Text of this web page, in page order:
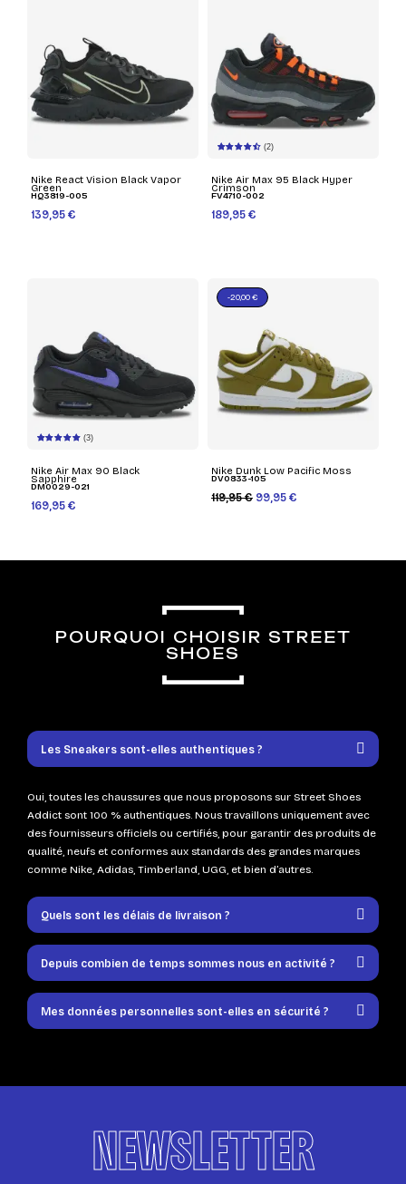
Nike React Vision Black Vapor
Green
HQ3819-005
139,95 €
(2)
Nike Air Max 95 Black Hyper
Crimson
FV4710-002
189,95 €
(3)
Nike Air Max 90 Black
Sapphire
DM0029-021
169,95 €
Nike Dunk Low Pacific Moss
DV0833-105
119,95 € 99,95 €
-20,00 €
POURQUOI CHOISIR STREET
SHOES
Les Sneakers sont-elles authentiques ?
Oui, toutes les chaussures que nous proposons sur Street Shoes
Addict sont 100 % authentiques. Nous travaillons uniquement avec
des fournisseurs officiels ou certifiés, pour garantir des produits de
qualité, neufs et conformes aux standards des grandes marques
comme Nike, Adidas, Timberland, UGG, et bien d’autres.
Quels sont les délais de livraison ?
Depuis combien de temps sommes nous en activité ?
Mes données personnelles sont-elles en sécurité ?
NEWSLETTER